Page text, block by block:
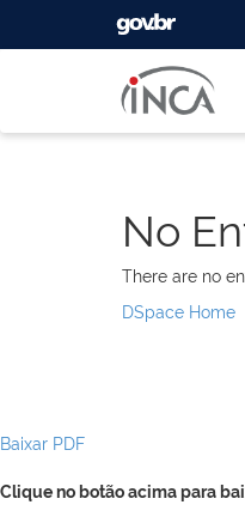
GOVBR
No
There are no
DSpace Home
Baixar PDF
Clique no botão acima para